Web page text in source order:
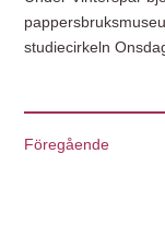
studiecirkeln
Föregående